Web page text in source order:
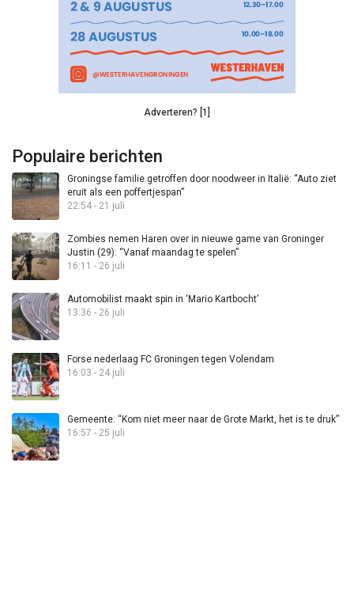
Adverteren? [1]
Populaire berichten
Groningse familie getroffen door noodweer in Italië: “Auto ziet
eruit als een poffertjespan”
22:54 - 21 juli
Zombies nemen Haren over in nieuwe game van Groninger
Justin (29): “Vanaf maandag te spelen”
16:11 - 26 juli
Automobilist maakt spin in ‘Mario Kartbocht’
13:36 - 26 juli
Forse nederlaag FC Groningen tegen Volendam
16:03 - 24 juli
Gemeente: “Kom niet meer naar de Grote Markt, het is te druk”
16:57 - 25 juli